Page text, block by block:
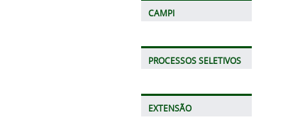
CAMPI
PROCESSOS SELETIVOS
EXTENSÃO